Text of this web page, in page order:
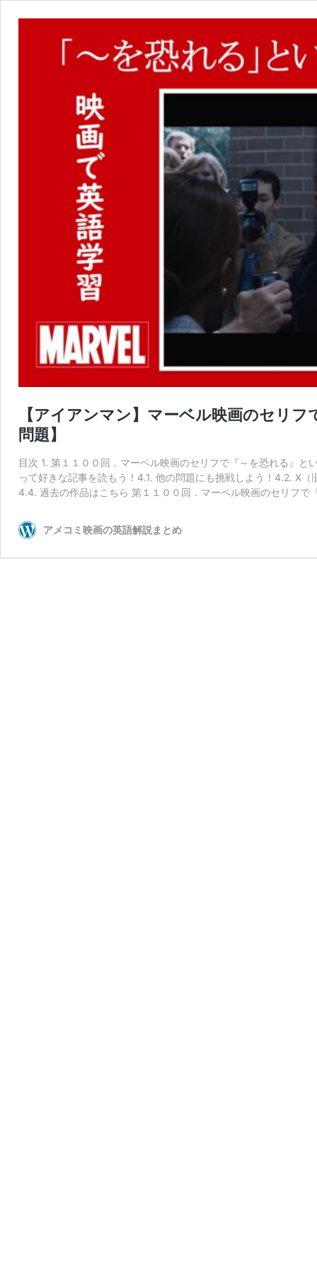
【アイアンマン】マーベル映画のセリ
問題】
目次 1. 第１１００回．マーベル映画のセリフで『～を恐れる』
って好きな記事を読もう！4.1. 他の問題にも挑戦しよう！4.2. X
4.4. 過去の作品はこちら 第１１００回．マーベル映画のセリフ
アメコミ映画の英語解説まとめ